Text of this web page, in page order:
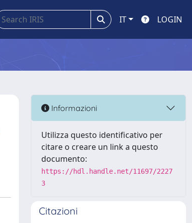
IT LOGIN
Informazioni
Utilizza questo identificativo per
citare o creare un link a questo
documento:
https://hdl.handle.net/11697/2227
3
Citazioni